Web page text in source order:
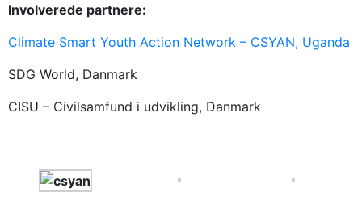
Involverede partnere:
Climate Smart Youth Action Network – CSYAN, Uganda
SDG World, Danmark
CISU – Civilsamfund i udvikling, Danmark